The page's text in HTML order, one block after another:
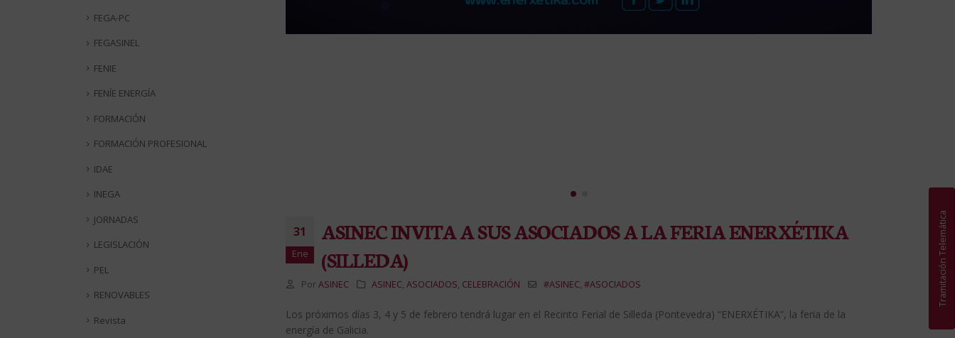
31
Ene
ASINEC INVITA A SUS ASOCIADOS A LA FERIA ENERXÉTIKA
(SILLEDA)
Por ASINEC ASINEC,ASOCIADOS, CELEBRACIÓN #ASINEC, #ASOCIADOS
Los próximos días 3, 4 y 5 de febrero tendrá lugar en el Recinto Ferial de Silleda (Pontevedra) “ENERXÉTIKA”, la feria de la
energía de Galicia.
FEGA-PC
FEGASINEL
FENIE
FENÍE ENERGÍA
FORMACIÓN
FORMACIÓN PROFESIONAL
IDAE
INEGA
JORNADAS
LEGISLACIÓN
PEL
RENOVABLES
Revista
Tramitación Telemática